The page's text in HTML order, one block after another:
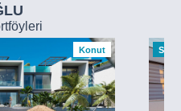
Konut